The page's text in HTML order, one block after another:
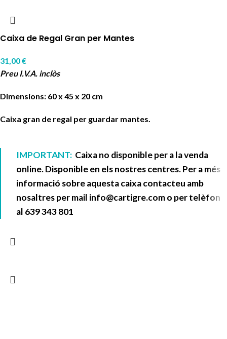
Caixa de Regal Gran per Mantes
31,00€
Preu I.V.A. inclòs
Dimensions: 60 x 45 x 20 cm
Caixa gran de regal per guardar mantes.
IMPORTANT: Caixa no disponible per a la venda
online. Disponible en els nostres centres. Per a més
informació sobre aquesta caixa contacteu amb
nosaltres per mail info@cartigre.como per telèfon
al 639 343 801